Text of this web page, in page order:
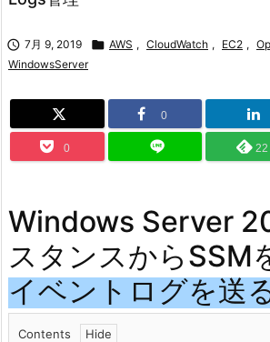
 7月 9, 2019  AWS , CloudWatch , EC2 ,
WindowsServer
0
0 22
Windows Server
スタンスからSSM
イベントログを送
Contents